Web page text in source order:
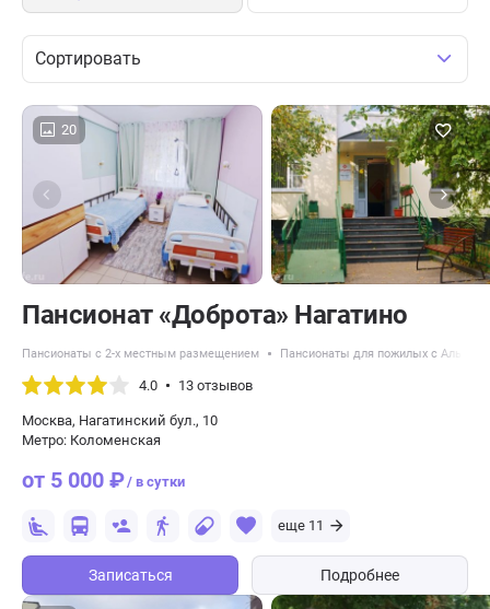
Сортировать
20
Пансионат «Доброта» Нагатино
Пансионаты с 2-х местным размещением Пансионаты для пожилых с
4.0 13 отзывов
Москва, Нагатинский бул., 10
Метро: Коломенская
от 5 000 ₽/ в сутки
еще 11
Записаться Подробнее